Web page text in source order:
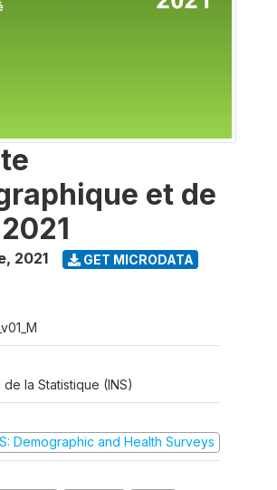
et de
, 2021 GET MICRODATA
de la Statistique (INS)
Demographic and Health Surveys